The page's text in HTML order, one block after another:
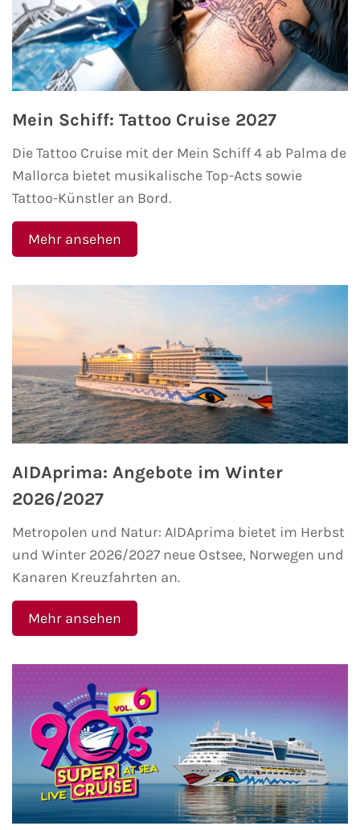
Minikreuzfahrten
Themenkreuzfahrten
Expeditionskreuzfahrten
Luxuskreuzfahrten
Segelkreuzfahrten
Reiseziele
AIDA Mittelmeer
AIDA Kanaren & Madeira
AIDA Nordeuropa
AIDA Norwegen
AIDA Westeuropa
AIDA Ostsee
AIDA Nordamerika
AIDA Südostasien
AIDA Weltreisen
Alle AIDA Häfen
Veranstaltungen
Kreuzfahrt-Jobs
Reiseberichte
TV-Tipps
Interviews
Landausflüge
Mein Schiff: Tattoo Cruise 2027
Die Tattoo Cruise mit der Mein Schiff 4 ab Palma de
Mallorca bietet musikalische Top-Acts sowie
Tattoo-Künstler an Bord.
Mehr ansehen
AIDAprima: Angebote im Winter
2026/2027
Metropolen und Natur: AIDAprima bietet im Herbst
und Winter 2026/2027 neue Ostsee, Norwegen und
Kanaren Kreuzfahrten an.
Mehr ansehen